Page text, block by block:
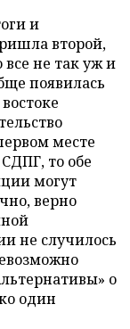
и
второй,
не так уж и
появилась
месте
то обе
могут
верно
не случилось
о
один